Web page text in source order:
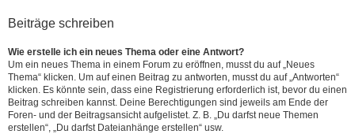
Beiträge schreiben
Wie erstelle ich ein neues Thema oder eine Antwort?
Um ein neues Thema in einem Forum zu eröffnen, musst du auf „Neues
Thema“ klicken. Um auf einen Beitrag zu antworten, musst du auf „Antworten“
klicken. Es könnte sein, dass eine Registrierung erforderlich ist, bevor du einen
Beitrag schreiben kannst. Deine Berechtigungen sind jeweils am Ende der
Foren- und der Beitragsansicht aufgelistet. Z. B. „Du darfst neue Themen
erstellen“, „Du darfst Dateianhänge erstellen“ usw.